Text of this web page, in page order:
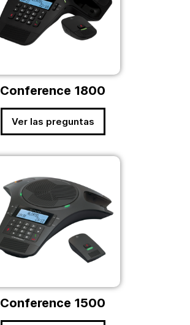
Conference 1800
Ver las preguntas
Conference 1500